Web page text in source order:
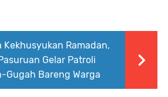
Kekhusyukan Ramadan,
Gelar Patroli
Gugah Bareng Warga